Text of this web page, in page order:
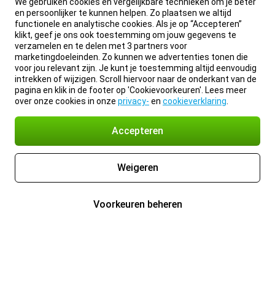
en persoonlijker te kunnen helpen. Zo plaatsen we altijd
functionele en analytische cookies. Als je op “Accepteren”
klikt, geef je ons ook toestemming om jouw gegevens te
verzamelen en te delen met 3 partners voor
marketingdoeleinden. Zo kunnen we advertenties tonen die
voor jou relevant zijn. Je kunt je toestemming altijd eenvoudig
intrekken of wijzigen. Scroll hiervoor naar de onderkant van de
pagina en klik in de footer op 'Cookievoorkeuren'. Lees meer
over onze cookies in onze privacy- en cookieverklaring
Accepteren
Weigeren
Voorkeuren beheren